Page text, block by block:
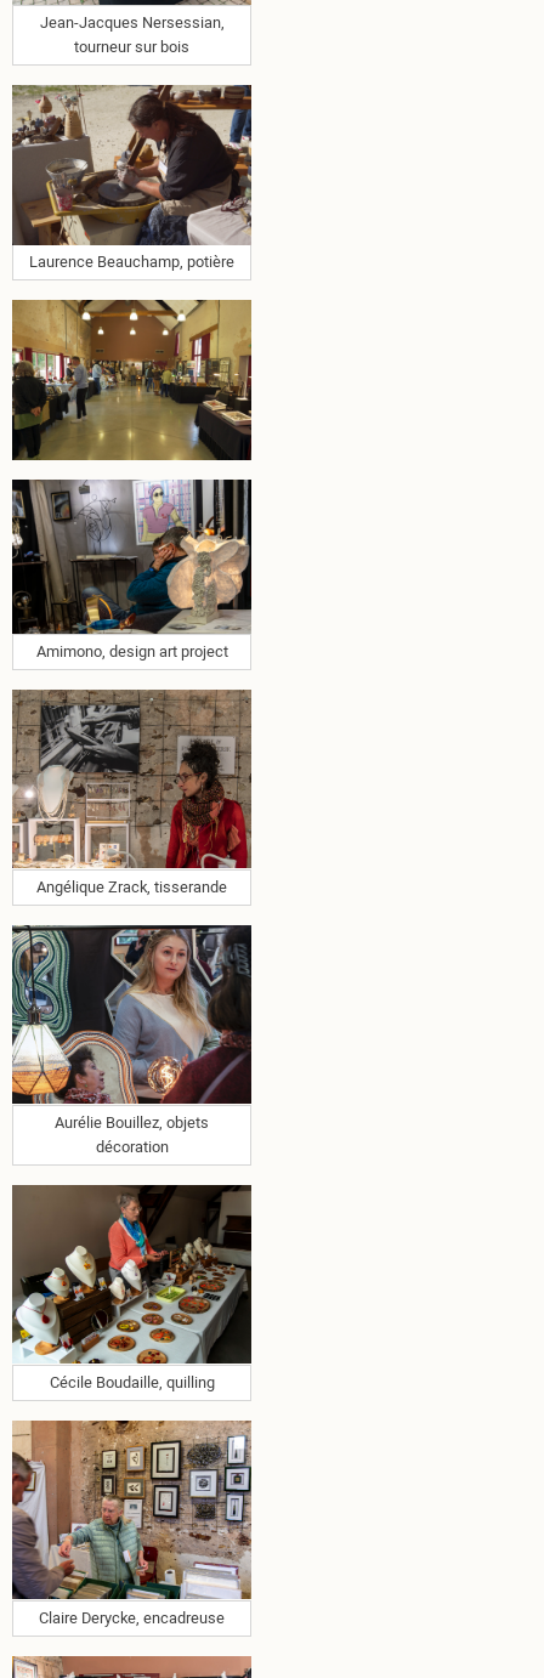
Jean-Jacques Nersessian,
tourneur sur bois
Laurence Beauchamp, potière
Amimono, design art project
Angélique Zrack, tisserande
Aurélie Bouillez, objets
décoration
Cécile Boudaille, quilling
Claire Derycke, encadreuse